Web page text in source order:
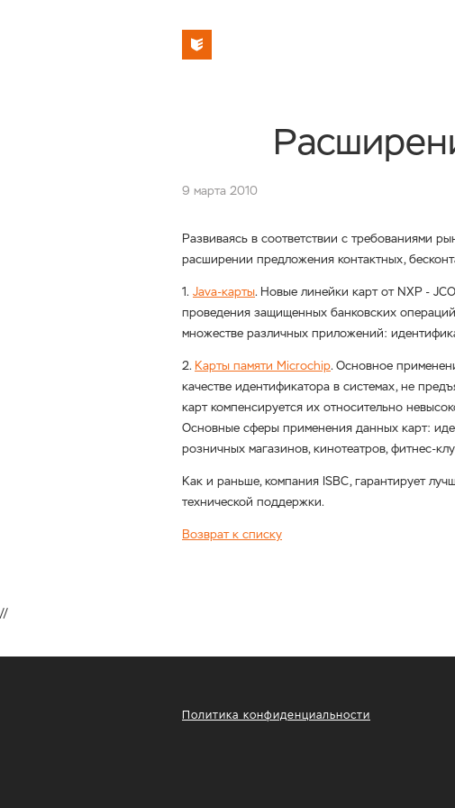
9 марта 2010
Развиваясь в соответствии с требованиями
расширении предложения контактных,
1. Java-карты. Новые линейки карт от NXP -
проведения защищенных банковских
множестве различных приложений:
2. Карты памяти Microchip. Основное
качестве идентификатора в системах, не
карт компенсируется их относительно
Основные сферы применения данных карт:
розничных магазинов, кинотеатров, фитнес-
Как и раньше, компания ISBC, гарантирует
технической поддержки.
Возврат к списку
Политика конфиденциальности
//